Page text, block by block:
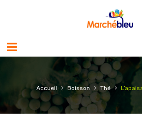
Accueil › Boisson › Thé ›